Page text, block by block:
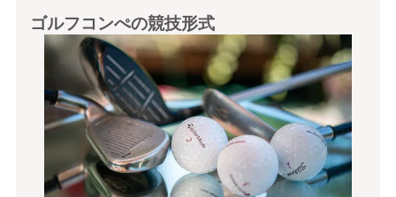
ゴルフコンぺの競技形式